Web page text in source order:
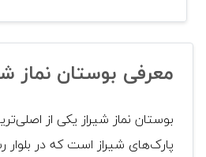
معرفی بوستان نماز
بوستان نماز شیراز یکی از
پارک‌های شیراز است که در